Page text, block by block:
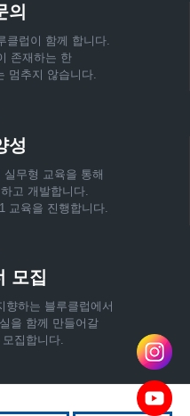
의
클럽이 함께 합니다.
존재하는 한
멈추지 않습니다.
성
무형 교육을 통해
고 개발합니다.
교육을 진행합니다.
모집
향하는 블루클럽에서
을 함께 만들어갈
집합니다.